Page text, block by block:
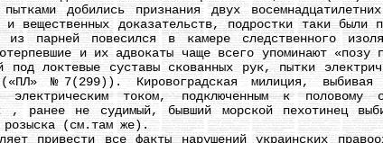
добились признания двух
вещественных доказательств, подростки таки были
парней повесился в камере следственного
и их адвокаты чаще всего упоминают «позу
под локтевые суставы скованных рук, пытки
№7(299)). Кировоградская милиция,
электрическим током, подключенным к половому
, ранее не судимый, бывший морской пехотинец
розыска (см.там же).
все факты нарушений украинских